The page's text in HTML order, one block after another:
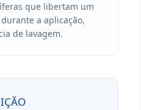
que libertam um
a aplicação,
de lavagem.